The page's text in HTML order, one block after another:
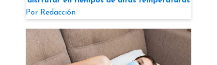
Por Redacción